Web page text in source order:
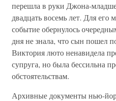
перешла в руки Джона-
двадцать восемь лет. Для его
событие обернулось
дня не знала, что сын пошел
Виктория люто ненавидела
супруга, но была бессильна
обстоятельствам.
Архивные документы нью-